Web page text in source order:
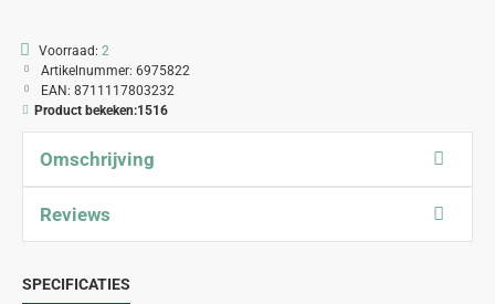
Voorraad: 2
Artikelnummer: 6975822
EAN: 8711117803232
Product bekeken:1516
Omschrijving
Reviews
SPECIFICATIES